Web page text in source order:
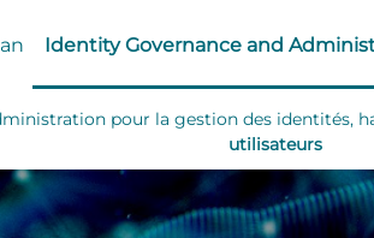
Identity Governance and
pour la gestion des identités,
utilisateurs